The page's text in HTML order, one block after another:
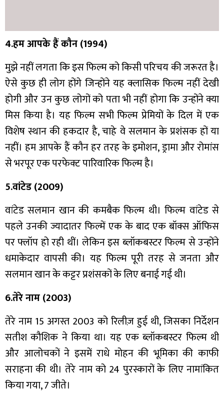
4.हम आपके हैं कौन (1994)
मुझे नहीं लगता कि इस फिल्म को किसी परिचय की जरूरत है।
ऐसे कुछ ही लोग होंगे जिन्होंने यह क्लासिक फिल्म नहीं देखी
होगी और उन कुछ लोगों को पता भी नहीं होगा कि उन्होंने क्या
मिस किया है। यह फिल्म सभी फिल्म प्रेमियों के दिल में एक
विशेष स्थान की हकदार है, चाहे वे सलमान के प्रशंसक हों या
नहीं। हम आपके हैं कौन हर तरह के इमोशन, ड्रामा और रोमांस
से भरपूर एक परफेक्ट पारिवारिक फिल्म है।
5.वांटेड (2009)
वांटेड सलमान खान की कमबैक फिल्म थी। फिल्म वांटेड से
पहले उनकी ज्यादातर फिल्में एक के बाद एक बॉक्स ऑफिस
पर फ्लॉप हो रही थीं। लेकिन इस ब्लॉकबस्टर फिल्म से उन्होंने
धमाकेदार वापसी की। यह फिल्म पूरी तरह से जनता और
सलमान खान के कट्टर प्रशंसकों के लिए बनाई गई थी।
6.तेरे नाम (2003)
तेरे नाम 15 अगस्त 2003 को रिलीज़ हुई थी, जिसका निर्देशन
सतीश कौशिक ने किया था। यह एक ब्लॉकबस्टर फिल्म थी
और आलोचकों ने इसमें राधे मोहन की भूमिका की काफी
सराहना की थी। तेरे नाम को 24 पुरस्कारों के लिए नामांकित
किया गया, 7 जीते।